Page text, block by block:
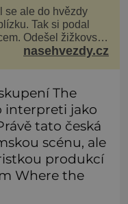
se ale do hvězdy
Tak si podal
Odešel žižkovský
i když jemu
nasehvezdy.cz
The
interpreti jako
tato česká
scénu, ale
produkcí
Where the